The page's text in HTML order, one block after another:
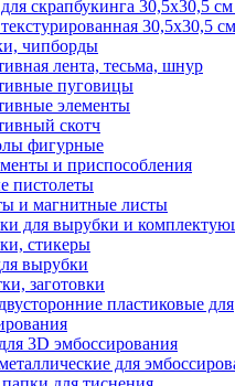
скрапбукинга 30,5х30,5
30,5х30,5
чипборды
лента, тесьма, шнур
пуговицы
элементы
скотч
фигурные
и приспособления
пистолеты
и магнитные листы
для вырубки и
стикеры
вырубки
заготовки
пластиковые для
3D эмбоссирования
для